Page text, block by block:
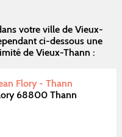
votre ville de Vieux-
ci-dessous une
de Vieux-Thann :
Flory - Thann
68800 Thann